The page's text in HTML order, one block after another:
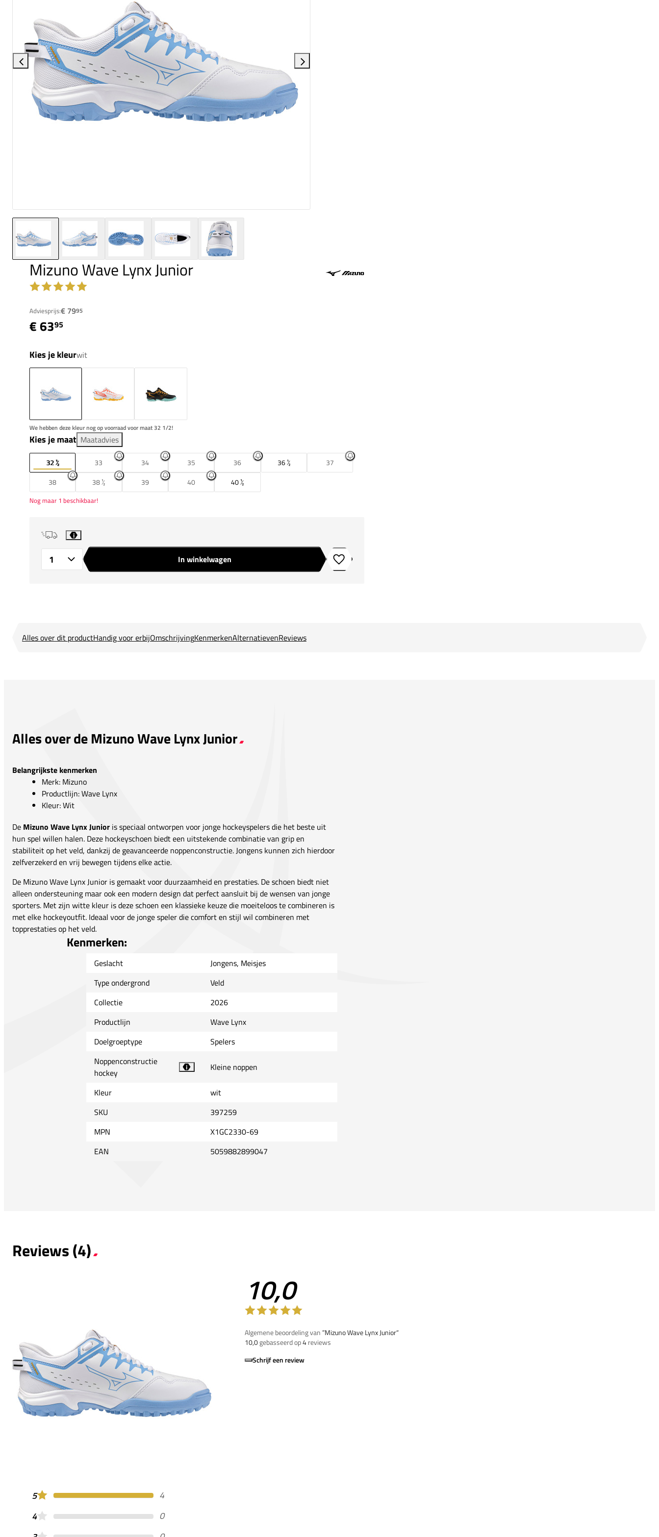
Mizuno Wave Lynx Junior
Adviesprijs:€ 7995
€ 6395
Kies je kleurwit
We hebben deze kleur nog op voorraad voor maat 32 1/2!
Kies je maat Maatadvies
32 ½ 33 34 35 36 36 ½
37
38
38 ½ 39 40 40 ½
Nog maar 1 beschikbaar!
i
In winkelwagen Toevoegen aan verlanglijstje
Alles over dit productHandig voor erbijOmschrijvingKenmerkenAlternatievenReviews
Alles over de Mizuno Wave Lynx Junior
Belangrijkste kenmerken
Merk: Mizuno
Productlijn: Wave Lynx
Kleur: Wit
De Mizuno Wave Lynx Junior is speciaal ontworpen voor jonge hockeyspelers die het beste uit
hun spel willen halen. Deze hockeyschoen biedt een uitstekende combinatie van grip en
stabiliteit op het veld, dankzij de geavanceerde noppenconstructie. Jongens kunnen zich hierdoor
zelfverzekerd en vrij bewegen tijdens elke actie.
De Mizuno Wave Lynx Junior is gemaakt voor duurzaamheid en prestaties. De schoen biedt niet
alleen ondersteuning maar ook een modern design dat perfect aansluit bij de wensen van jonge
sporters. Met zijn witte kleur is deze schoen een klassieke keuze die moeiteloos te combineren is
met elke hockeyoutfit. Ideaal voor de jonge speler die comfort en stijl wil combineren met
topprestaties op het veld.
Kenmerken:
Geslacht
Jongens, Meisjes
Type ondergrond
Veld
Collectie
2026
Productlijn
Wave Lynx
Doelgroeptype
Spelers
Noppenconstructie
hockey
i Kleine noppen
Kleur
wit
SKU
397259
MPN
X1GC2330-69
EAN
5059882899047
Reviews (4)
10,0
Algemene beoordeling van”Mizuno Wave Lynx Junior“
10,0gebasseerd op4reviews
Schrijf een review
5
4
4
0